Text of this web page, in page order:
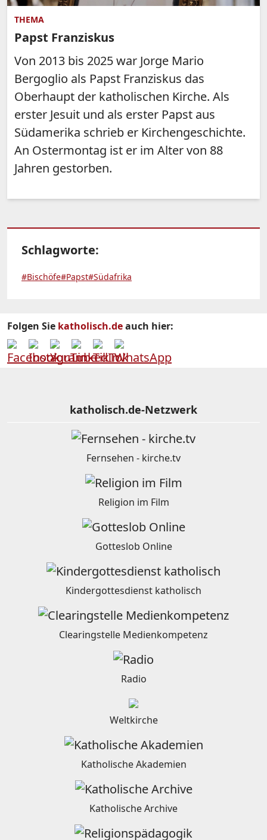
THEMA
Papst Franziskus
Von 2013 bis 2025 war Jorge Mario
Bergoglio als Papst Franziskus das
Oberhaupt der katholischen Kirche. Als
erster Jesuit und als erster Papst aus
Südamerika schrieb er Kirchengeschichte.
An Ostermontag ist er im Alter von 88
Jahren gestorben.
Schlagworte:
#Bischöfe#Papst#Südafrika
Folgen Sie katholisch.deauch hier:
katholisch.de-Netzwerk
Fernsehen - kirche.tv
Religion im Film
Gotteslob Online
Kindergottesdienst katholisch
Clearingstelle Medienkompetenz
Radio
Weltkirche
Katholische Akademien
Katholische Archive